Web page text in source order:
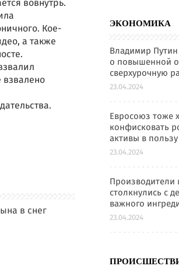
вовнутрь.
Кое-
а также
взвалено
в снег
ЭКОНОМИКА
Владимир
о повышенной
сверхурочную
23.04.2024
Евросоюз тоже
конфисковать
активы в
23.04.2024
столкнулись с
важного
23.04.2024